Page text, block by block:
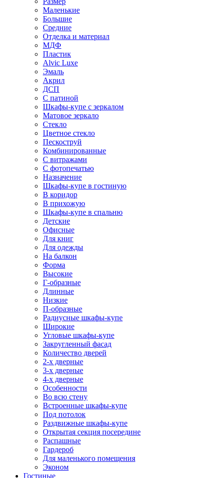
Маленькие
Большие
Средние
Отделка и материал
МДФ
Пластик
Alvic Luxe
Эмаль
Акрил
ДСП
С патиной
Шкафы-купе с зеркалом
Матовое зеркало
Стекло
Цветное стекло
Пескоструй
Комбинированные
С витражами
С фотопечатью
Назначение
Шкафы-купе в гостиную
В коридор
В прихожую
Шкафы-купе в спальню
Детские
Офисные
Для книг
Для одежды
На балкон
Форма
Высокие
Г-образные
Длинные
Низкие
П-образные
Радиусные шкафы-купе
Широкие
Угловые шкафы-купе
Закругленный фасад
Количество дверей
2-х дверные
3-х дверные
4-х дверные
Особенности
Во всю стену
Встроенные шкафы-купе
Под потолок
Раздвижные шкафы-купе
Открытая секция посередине
Распашные
Гардероб
Для маленького помещения
Эконом
Гостиные